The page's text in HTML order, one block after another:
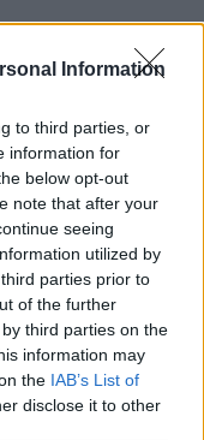
Information
to third parties, or
information for
below opt-out
note that after your
seeing
utilized by
parties prior to
of the further
third parties on the
information may
the IAB’s List of
disclose it to other